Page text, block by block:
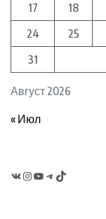
Август 2026
17
18
24
25
31
« Июл
Instagram
YouTubeTelegram
TikTok